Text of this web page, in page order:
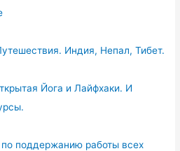
Индия, Непал, Тибет.
Йога и Лайфхаки. И
поддержанию работы всех